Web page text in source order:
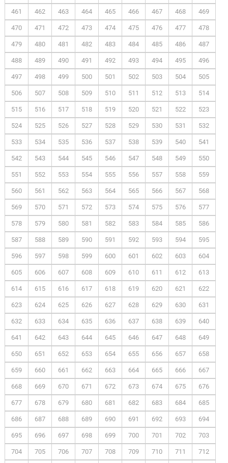
461 462 463 464 465 466 467 468 469
470 471 472 473 474 475 476 477 478
479 480 481 482 483 484 485 486 487
488 489 490 491 492 493 494 495 496
497 498 499 500 501 502 503 504 505
506 507 508 509 510 511 512 513 514
515 516 517 518 519 520 521 522 523
524 525 526 527 528 529 530 531 532
533 534 535 536 537 538 539 540 541
542 543 544 545 546 547 548 549 550
551 552 553 554 555 556 557 558 559
560 561 562 563 564 565 566 567 568
569 570 571 572 573 574 575 576 577
578 579 580 581 582 583 584 585 586
587 588 589 590 591 592 593 594 595
596 597 598 599 600 601 602 603 604
605 606 607 608 609 610 611 612 613
614 615 616 617 618 619 620 621 622
623 624 625 626 627 628 629 630 631
632 633 634 635 636 637 638 639 640
641 642 643 644 645 646 647 648 649
650 651 652 653 654 655 656 657 658
659 660 661 662 663 664 665 666 667
668 669 670 671 672 673 674 675 676
677 678 679 680 681 682 683 684 685
686 687 688 689 690 691 692 693 694
695 696 697 698 699 700 701 702 703
704 705 706 707 708 709 710 711 712